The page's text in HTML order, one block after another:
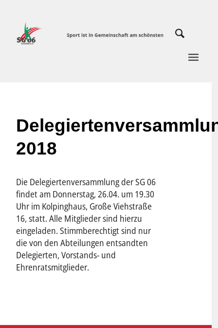
2018
Die Delegiertenversammlung der SG 06
findet am Donnerstag, 26.04. um 19.30
Uhr im Kolpinghaus, Große Viehstraße
16, statt. Alle Mitglieder sind hierzu
eingeladen. Stimmberechtigt sind nur
die von den Abteilungen entsandten
Delegierten, Vorstands- und
Ehrenratsmitglieder.